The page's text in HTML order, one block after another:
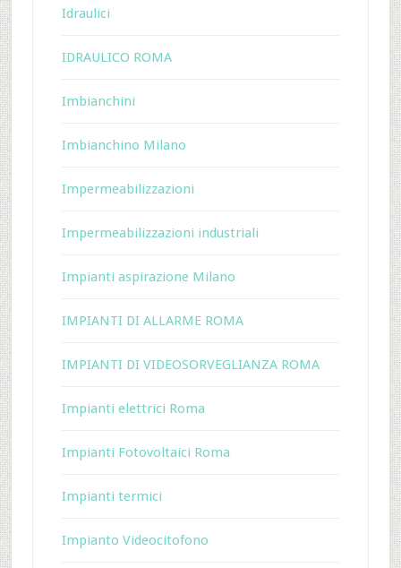
Idraulici
IDRAULICO ROMA
Imbianchini
Imbianchino Milano
Impermeabilizzazioni
Impermeabilizzazioni industriali
Impianti aspirazione Milano
IMPIANTI DI ALLARME ROMA
IMPIANTI DI VIDEOSORVEGLIANZA ROMA
Impianti elettrici Roma
Impianti Fotovoltaici Roma
Impianti termici
Impianto Videocitofono